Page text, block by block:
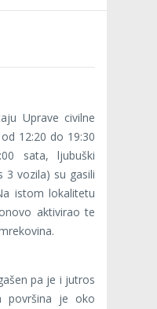
Uprave civilne
12:20 do 19:30
sata, ljubuški
3 vozila) su gasili
istom lokalitetu
aktivirao te
pa je i jutros
površina je oko